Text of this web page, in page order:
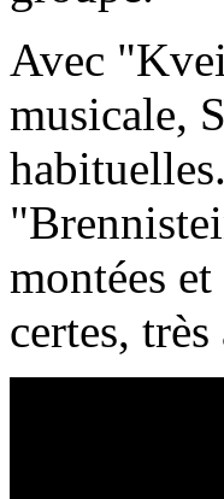
Avec
musicale,
montées
certes,